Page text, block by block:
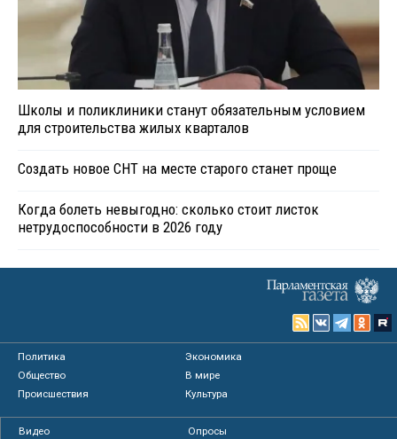
Школы и поликлиники станут обязательным условием
для строительства жилых кварталов
Создать новое СНТ на месте старого станет проще
Когда болеть невыгодно: сколько стоит листок
нетрудоспособности в 2026 году
Политика
Экономика
Общество
В мире
Происшествия
Культура
Видео
Опросы